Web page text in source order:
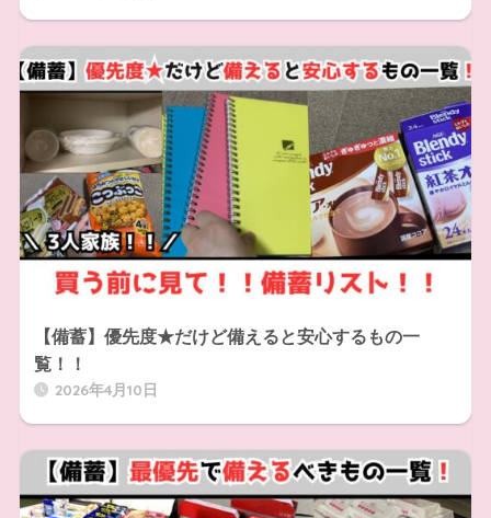
【備蓄】優先度★だけど備えると安心するもの一
覧！！
2026年4月10日